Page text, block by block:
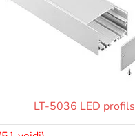
LT-5036 LED profils